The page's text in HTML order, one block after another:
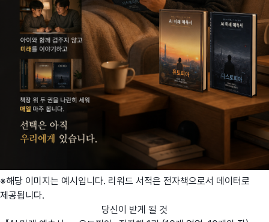
※해당 이미지는 예시입니다. 리워드 서적은 전자책으로서 데이터로
제공됩니다.
당신이 받게 될 것